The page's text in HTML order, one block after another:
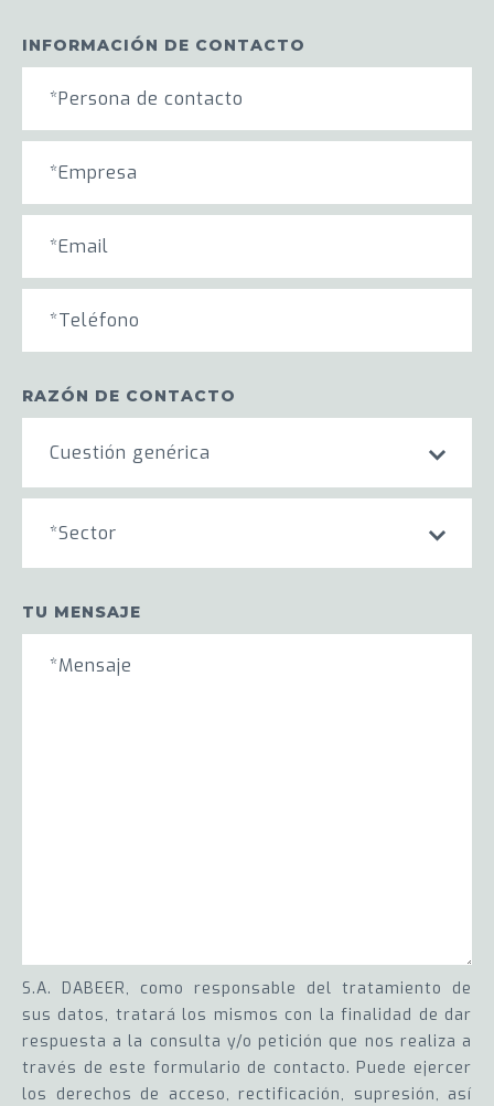
INFORMACIÓN DE CONTACTO
RAZÓN DE CONTACTO
Cuestión genérica
*Sector
TU MENSAJE
S.A. DABEER, como responsable del tratamiento de
sus datos, tratará los mismos con la finalidad de dar
respuesta a la consulta y/o petición que nos realiza a
través de este formulario de contacto. Puede ejercer
los derechos de acceso, rectificación, supresión, así